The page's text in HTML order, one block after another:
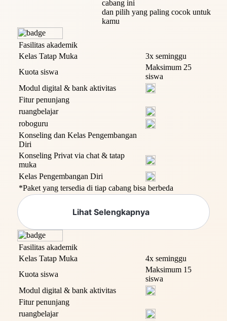
cabang ini
dan pilih yang paling cocok untuk
kamu
Fasilitas akademik
Kelas Tatap Muka
3x seminggu
Kuota siswa
Maksimum 25
siswa
Modul digital & bank aktivitas
Fitur penunjang
ruangbelajar
roboguru
Konseling dan Kelas Pengembangan
Diri
Konseling Privat via chat & tatap
muka
Kelas Pengembangan Diri
*Paket yang tersedia di tiap cabang bisa berbeda
Lihat Selengkapnya
Fasilitas akademik
Kelas Tatap Muka
4x seminggu
Kuota siswa
Maksimum 15
siswa
Modul digital & bank aktivitas
Fitur penunjang
ruangbelajar